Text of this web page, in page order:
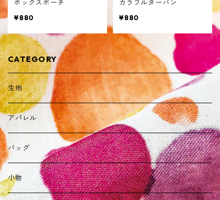
ボックスポーチ
¥880
カラフルターバン
¥880
CATEGORY
生地
アパレル
バッグ
小物